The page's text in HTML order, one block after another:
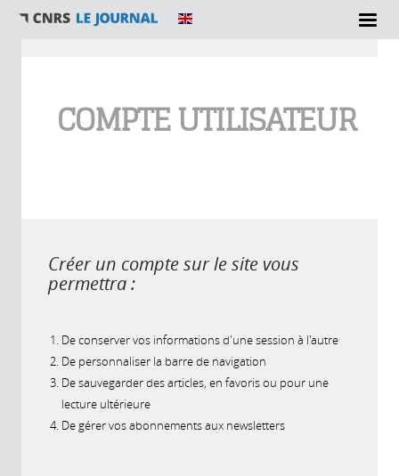
COMPTE UTILISATEUR
Créer un compte sur le site vous
permettra :
De conserver vos informations d'une session à l'autre
De personnaliser la barre de navigation
De sauvegarder des articles, en favoris ou pour une
lecture ultérieure
De gérer vos abonnements aux newsletters